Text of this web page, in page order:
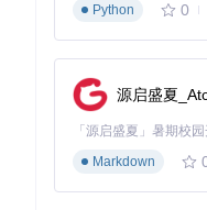
运行自动诊断工具
XiaoMusic内置了系
访问web控制台，
点击「开始自动
等待30秒后查看
诊断报告解读 ：绿
Python
0
源启盛夏
Markdown